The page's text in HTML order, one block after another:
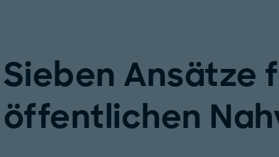
Sieben Ansätze
öffentlichen